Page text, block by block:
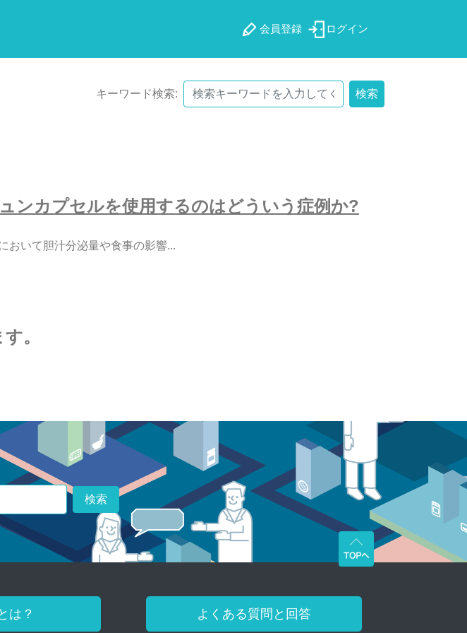
会員登録 ログイン
キーワード検索: 検索
ュ ンカプセルを使用するのは どう いう 症例か?
おいて 胆汁分泌量や食事の影響...
。
検索
は？ よくある質問と回答